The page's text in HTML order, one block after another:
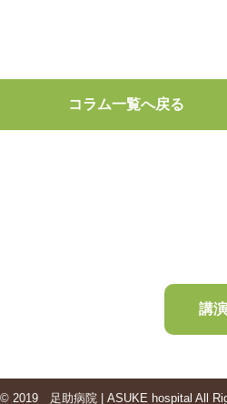
コラム一覧へ戻る
講
2019 足助病院 | ASUKE hospital All